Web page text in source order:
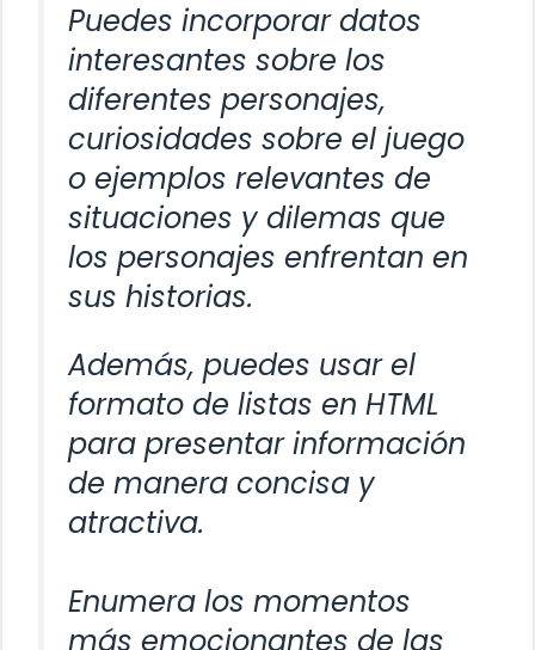
Puedes incorporar datos
interesantes sobre los
diferentes personajes,
curiosidades sobre el juego
o ejemplos relevantes de
situaciones y dilemas que
los personajes enfrentan en
sus historias.
Además, puedes usar el
formato de listas en HTML
para presentar información
de manera concisa y
atractiva.
Enumera los momentos
más emocionantes de las